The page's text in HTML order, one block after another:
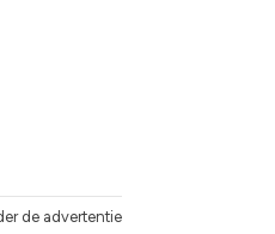
de advertentie